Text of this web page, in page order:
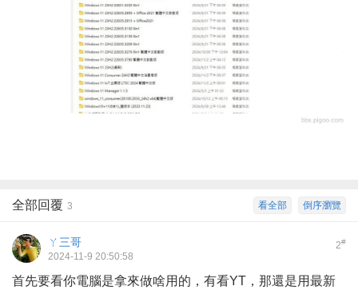
倒序瀏覽
看全部
全部回覆 3
2#
ㄚ三哥
2024-11-9 20:50:58
首先要看你電腦是拿來做啥用的，有看YT，那還是用最新